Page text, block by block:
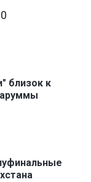
0
близок к